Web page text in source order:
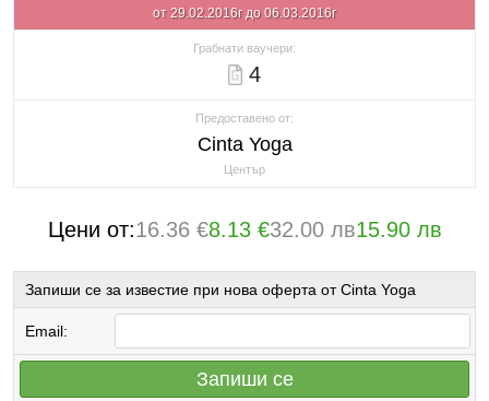
от 29.02.2016г до 06.03.2016г
Грабнати ваучери:
4
Предоставено от:
Cinta Yoga
Център
Цени от:16.36 €8.13 €32.00 лв15.90 лв
Запиши се за известие при нова оферта от Cinta Yoga
Email:
Запиши се